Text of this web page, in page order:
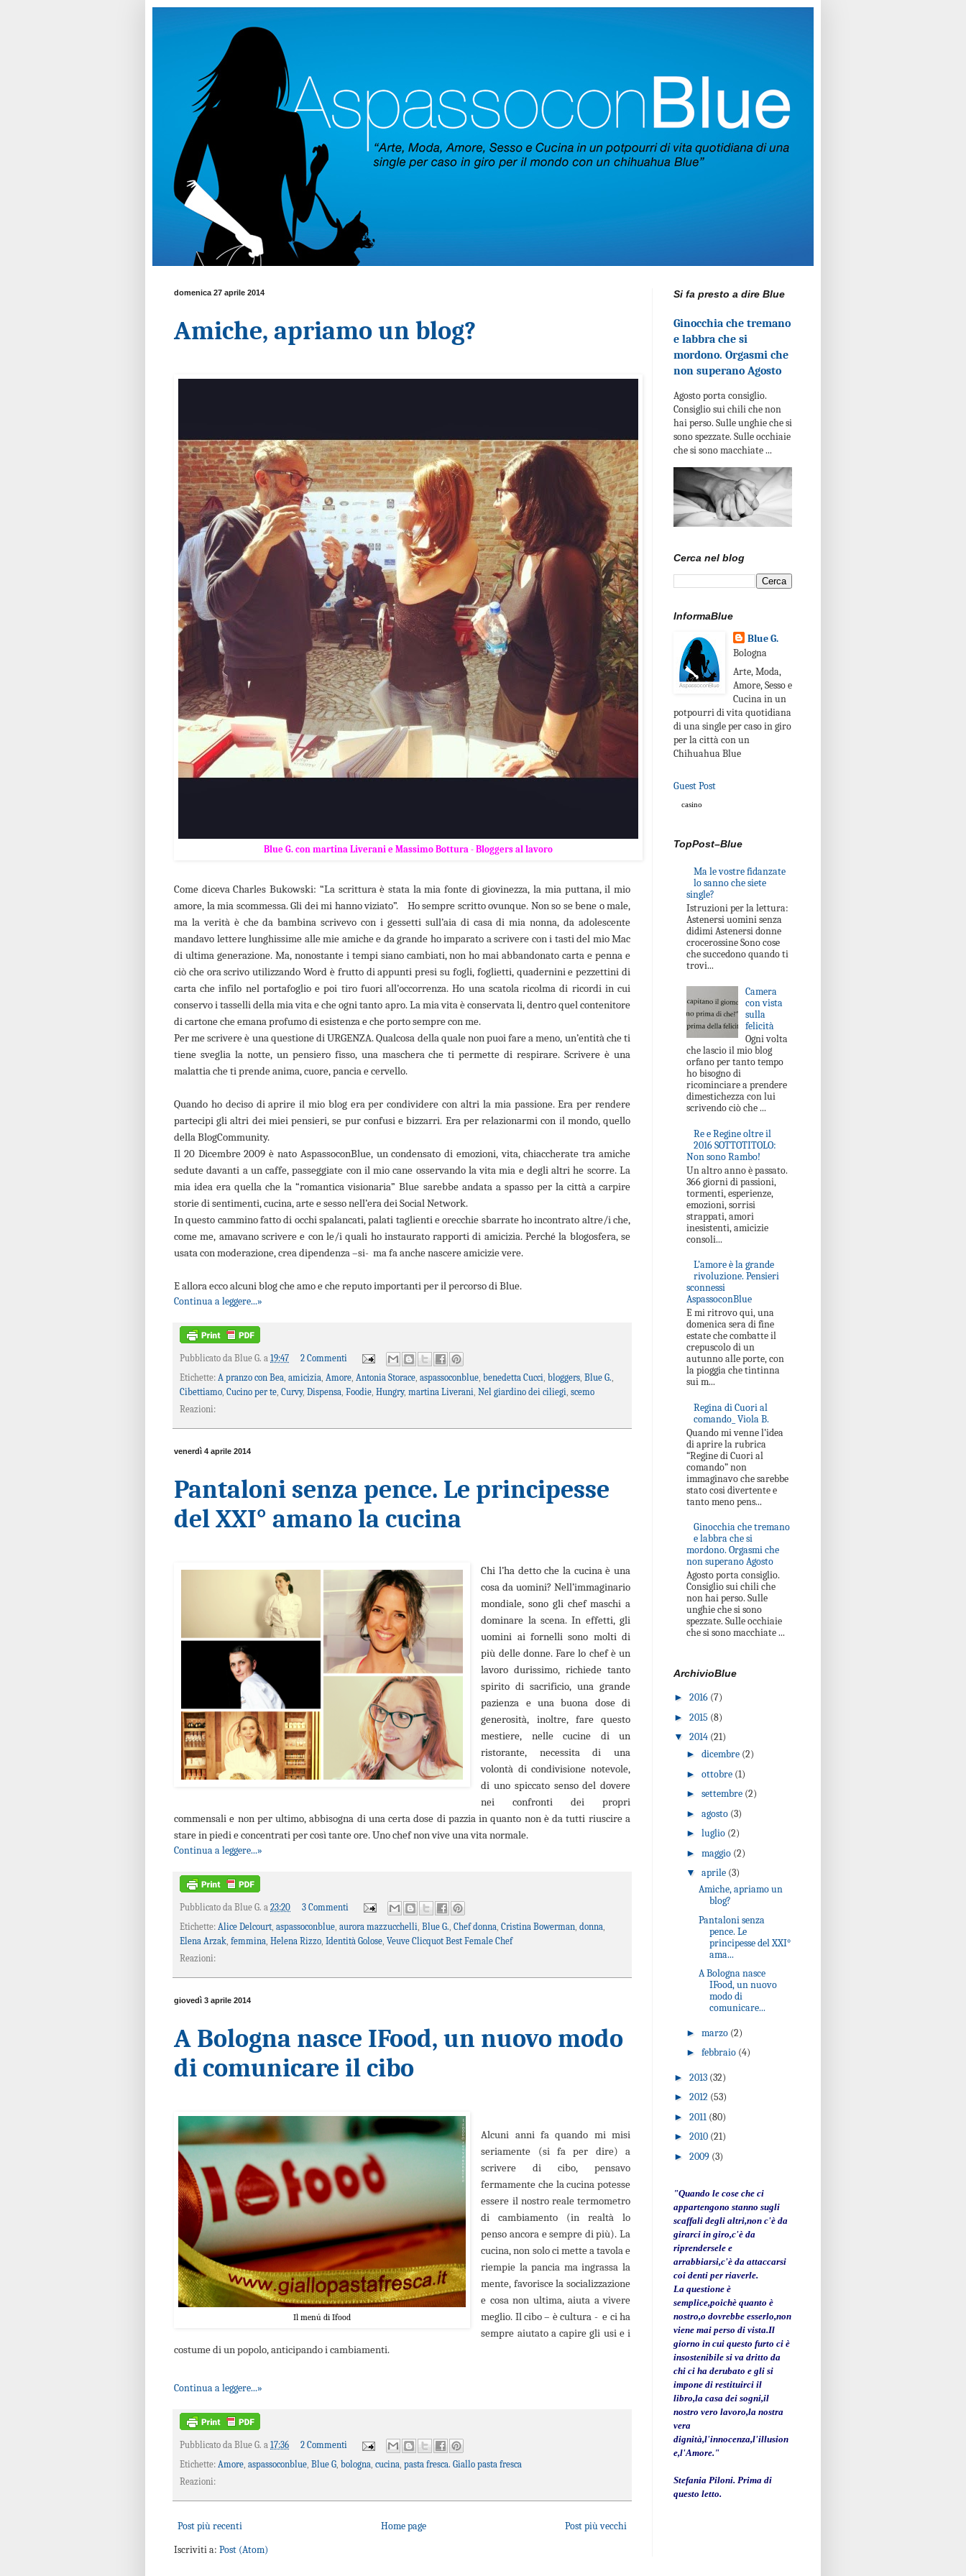
domenica 27 aprile 2014
Amiche, apriamo un blog?
Blue G. con martina Liverani e Massimo Bottura - Bloggers al lavoro
Come diceva Charles Bukowski: “La scrittura è stata la mia fonte di giovinezza, la mia puttana, il mio
amore, la mia scommessa. Gli dei mi hanno viziato”.
Ho sempre scritto ovunque. Non so se bene o male,
ma la verità è che da bambina scrivevo con i gessetti sull’aia di casa di mia nonna, da adolescente
mandavo lettere lunghissime alle mie amiche e da grande ho imparato a scrivere con i tasti del mio Mac
di ultima generazione. Ma, nonostante i tempi siano cambiati, non ho mai abbandonato carta e penna e
ciò che ora scrivo utilizzando Word è frutto di appunti presi su fogli, foglietti, quadernini e pezzettini di
carta che infilo nel portafoglio e poi tiro fuori all’occorrenza. Ho una scatola ricolma di ricordi in cui
conservo i tasselli della mia vita e che ogni tanto apro. La mia vita è conservata li, dentro quel contenitore
di cartone che emana profumo di esistenza e che porto sempre con me.
Per me scrivere è una questione di URGENZA. Qualcosa della quale non puoi fare a meno, un’entità che ti
tiene sveglia la notte, un pensiero fisso, una maschera che ti permette di respirare. Scrivere è una
malattia che ti prende anima, cuore, pancia e cervello.
Quando ho deciso di aprire il mio blog era per condividere con altri la mia passione. Era per rendere
partecipi gli altri dei miei pensieri, se pur confusi e bizzarri. Era per relazionarmi con il mondo, quello
della BlogCommunity.
Il 20 Dicembre 2009 è nato AspassoconBlue, un condensato di emozioni, vita, chiaccherate tra amiche
sedute davanti a un caffe, passeggiate con il mio cane osservando la vita mia e degli altri he scorre. La
mia idea era quella che la “romantica visionaria” Blue sarebbe andata a spasso per la città a carpire
storie di sentimenti, cucina, arte e sesso nell’era dei Social Network.
In questo cammino fatto di occhi spalancati, palati taglienti e orecchie sbarrate ho incontrato altre/i che,
come me, amavano scrivere e con le/i quali ho instaurato rapporti di amicizia. Perché la blogosfera, se
usata con moderazione, crea dipendenza –si- ma fa anche nascere amicizie vere.
E allora ecco alcuni blog che amo e che reputo importanti per il percorso di Blue.
Continua a leggere...»
Pubblicato da Blue G. a 19:47
2 Commenti
Etichette: A pranzo con Bea, amicizia, Amore, Antonia Storace, aspassoconblue, benedetta Cucci, bloggers, Blue G.,
Cibettiamo, Cucino per te, Curvy, Dispensa, Foodie, Hungry, martina Liverani, Nel giardino dei ciliegi, scemo
Reazioni:
venerdì 4 aprile 2014
Pantaloni senza pence. Le principesse
del XXI° amano la cucina
Chi l’ha detto che la cucina è una
cosa da uomini? Nell’immaginario
mondiale, sono gli chef maschi a
dominare la scena. In effetti, gli
uomini ai fornelli sono molti di
più delle donne. Fare lo chef è un
lavoro durissimo, richiede tanto
spirito di sacrificio, una grande
pazienza e una buona dose di
generosità, inoltre, fare questo
mestiere, nelle cucine di un
ristorante, necessita di una
volontà di condivisione notevole,
di uno spiccato senso del dovere
nei confronti dei propri
commensali e non per ultimo, abbisogna di una certa dose di pazzia in quanto non è da tutti riuscire a
stare in piedi e concentrati per così tante ore. Uno chef non vive una vita normale.
Continua a leggere...»
Pubblicato da Blue G. a 23:20
3 Commenti
Etichette: Alice Delcourt, aspassoconblue, aurora mazzucchelli, Blue G., Chef donna, Cristina Bowerman, donna,
Elena Arzak, femmina, Helena Rizzo, Identità Golose, Veuve Clicquot Best Female Chef
Reazioni:
giovedì 3 aprile 2014
A Bologna nasce IFood, un nuovo modo
di comunicare il cibo
Il menú di Ifood
Alcuni anni fa quando mi misi
seriamente (si fa per dire) a
scrivere di cibo, pensavo
fermamente che la cucina potesse
essere il nostro reale termometro
di cambiamento (in realtà lo
penso ancora e sempre di più). La
cucina, non solo ci mette a tavola e
riempie la pancia ma ingrassa la
mente, favorisce la socializzazione
e cosa non ultima, aiuta a vivere
meglio. Il cibo – è cultura - e ci ha
sempre aiutato a capire gli usi e i
costume di un popolo, anticipando i cambiamenti.
Continua a leggere...»
Pubblicato da Blue G. a 17:36
2 Commenti
Etichette: Amore, aspassoconblue, Blue G, bologna, cucina, pasta fresca. Giallo pasta fresca
Reazioni:
Post più recenti Post più vecchi
Home page
Iscriviti a: Post (Atom)
Si fa presto a dire Blue
Ginocchia che tremano
e labbra che si
mordono. Orgasmi che
non superano Agosto
Agosto porta consiglio.
Consiglio sui chili che non
hai perso. Sulle unghie che si
sono spezzate. Sulle occhiaie
che si sono macchiate ...
Cerca nel blog
InformaBlue
Blue G.
Bologna
Arte, Moda,
Amore, Sesso e
Cucina in un
potpourri di vita quotidiana
di una single per caso in giro
per la città con un
Chihuahua Blue
Guest Post
casino
TopPost–Blue
Ma le vostre fidanzate
lo sanno che siete
single?
Istruzioni per la lettura:
Astenersi uomini senza
didimi Astenersi donne
crocerossine Sono cose
che succedono quando ti
trovi...
Camera
con vista
sulla
felicità
Ogni volta
che lascio il mio blog
orfano per tanto tempo
ho bisogno di
ricominciare a prendere
dimestichezza con lui
scrivendo ciò che ...
Re e Regine oltre il
2016 SOTTOTITOLO:
Non sono Rambo!
Un altro anno è passato.
366 giorni di passioni,
tormenti, esperienze,
emozioni, sorrisi
strappati, amori
inesistenti, amicizie
consoli...
L’amore è la grande
rivoluzione. Pensieri
sconnessi
AspassoconBlue
E mi ritrovo qui, una
domenica sera di fine
estate che combatte il
crepuscolo di un
autunno alle porte, con
la pioggia che tintinna
sui m...
Regina di Cuori al
comando_ Viola B.
Quando mi venne l’idea
di aprire la rubrica
“Regine di Cuori al
comando” non
immaginavo che sarebbe
stato cosi divertente e
tanto meno pens...
Ginocchia che tremano
e labbra che si
mordono. Orgasmi che
non superano Agosto
Agosto porta consiglio.
Consiglio sui chili che
non hai perso. Sulle
unghie che si sono
spezzate. Sulle occhiaie
che si sono macchiate ...
ArchivioBlue
► 2016 (7)
► 2015 (8)
▼ 2014 (21)
► dicembre (2)
► ottobre (1)
► settembre (2)
► agosto (3)
► luglio (2)
► maggio (2)
▼ aprile (3)
Amiche, apriamo un
blog?
Pantaloni senza
pence. Le
principesse del XXI°
ama...
A Bologna nasce
IFood, un nuovo
modo di
comunicare...
► marzo (2)
► febbraio (4)
► 2013 (32)
► 2012 (53)
► 2011 (80)
► 2010 (21)
► 2009 (3)
"Quando le cose che ci
appartengono stanno sugli
scaffali degli altri,non c'è da
girarci in giro,c'è da
riprendersele e
arrabbiarsi,c'è da attaccarsi
coi denti per riaverle.
La questione è
semplice,poichè quanto è
nostro,o dovrebbe esserlo,non
viene mai perso di vista.Il
giorno in cui questo furto ci è
insostenibile si va dritto da
chi ci ha derubato e gli si
impone di restituirci il
libro,la casa dei sogni,il
nostro vero lavoro,la nostra
vera
dignità,l'innocenza,l'illusion
e,l'Amore."
Stefania Piloni. Prima di
questo letto.